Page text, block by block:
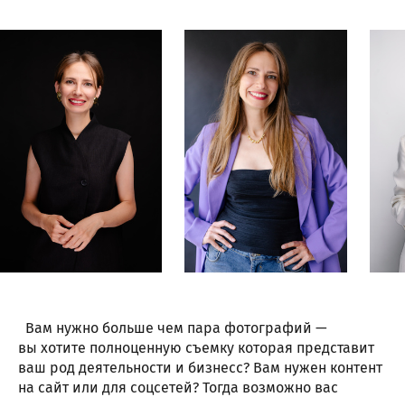
Вам нужно больше чем пара фотографий —
вы хотите полноценную съемку которая представит
ваш род деятельности и бизнесс? Вам нужен контент
на сайт или для соцсетей? Тогда возможно вас